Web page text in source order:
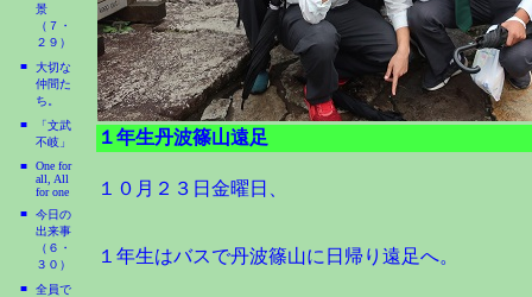
景
（７・
２９）
■
大切な
仲間た
ち。
■
「文武
不岐」
■
One for
all, All
for one
■
今日の
出来事
（６・
３０）
■
全員で
１年生丹波篠山遠足
１０月２３日金曜日、
１年生はバスで丹波篠山に日帰り遠足へ。